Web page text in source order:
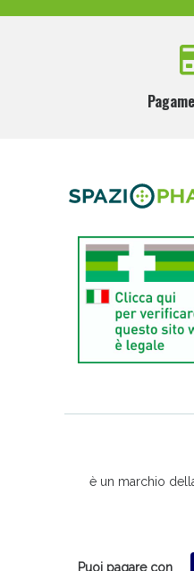
è un marchio
Puoi pagare con